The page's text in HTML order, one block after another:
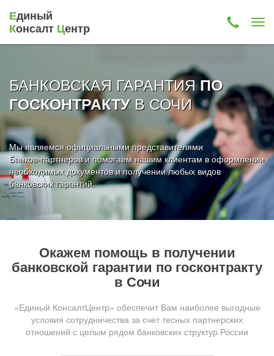
Единый
Консалт Центр
БАНКОВСКАЯ ГАРАНТИЯПО
ГОСКОНТРАКТУВ СОЧИ
Мы являемся официальными представителями
Банков-партнеров и помогаем нашим клиентам в оформлении
необходимых документов и получении любых видов
банковских гарантий.
Окажем помощь в получении
банковской гарантии по госконтракту
в Сочи
«Единый КонсалтЦентр» обеспечит Вам наиболее выгодные
условия сотрудничества за счет тесных партнерских
отношений с целым рядом банковских структур России